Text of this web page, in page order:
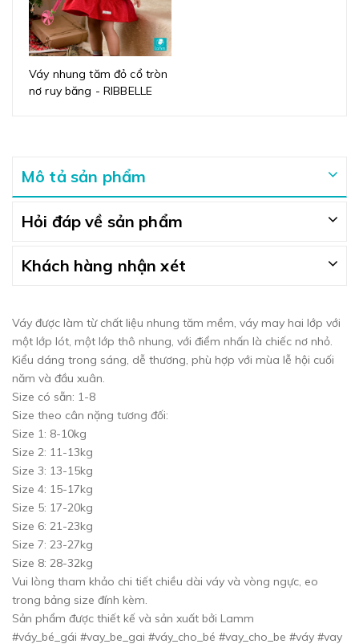
Váy nhung tăm đỏ cổ tròn
nơ ruy băng - RIBBELLE
Mô tả sản phẩm
Hỏi đáp về sản phẩm
Khách hàng nhận xét
Váy được làm từ chất liệu nhung tăm mềm, váy may hai lớp với
một lớp lót, một lớp thô nhung, với điểm nhấn là chiếc nơ nhỏ.
Kiểu dáng trong sáng, dễ thương, phù hợp với mùa lễ hội cuối
năm và đầu xuân.
Size có sẵn: 1-8
Size theo cân nặng tương đối:
Size 1: 8-10kg
Size 2: 11-13kg
Size 3: 13-15kg
Size 4: 15-17kg
Size 5: 17-20kg
Size 6: 21-23kg
Size 7: 23-27kg
Size 8: 28-32kg
Vui lòng tham khảo chi tiết chiều dài váy và vòng ngực, eo
trong bảng size đính kèm.
Sản phẩm được thiết kế và sản xuất bởi Lamm
#váy_bé_gái #vay_be_gai #váy_cho_bé #vay_cho_be #váy #vay